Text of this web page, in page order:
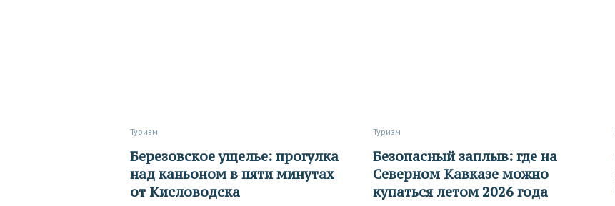
Туризм
Березовское ущелье: прогулка
над каньоном в пяти минутах
от Кисловодска
Туризм
Безопасный заплыв: где на
Северном Кавказе можно
купаться летом 2026 года